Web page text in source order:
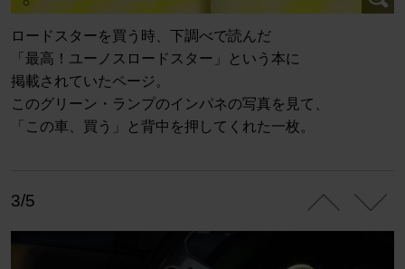
ロードスターを買う時、下調べで読んだ
「最高！ユーノスロードスター」という本に
掲載されていたページ。
このグリーン・ランプのインパネの写真を見て、
「この車、買う」と背中を押してくれた一枚。
3/5